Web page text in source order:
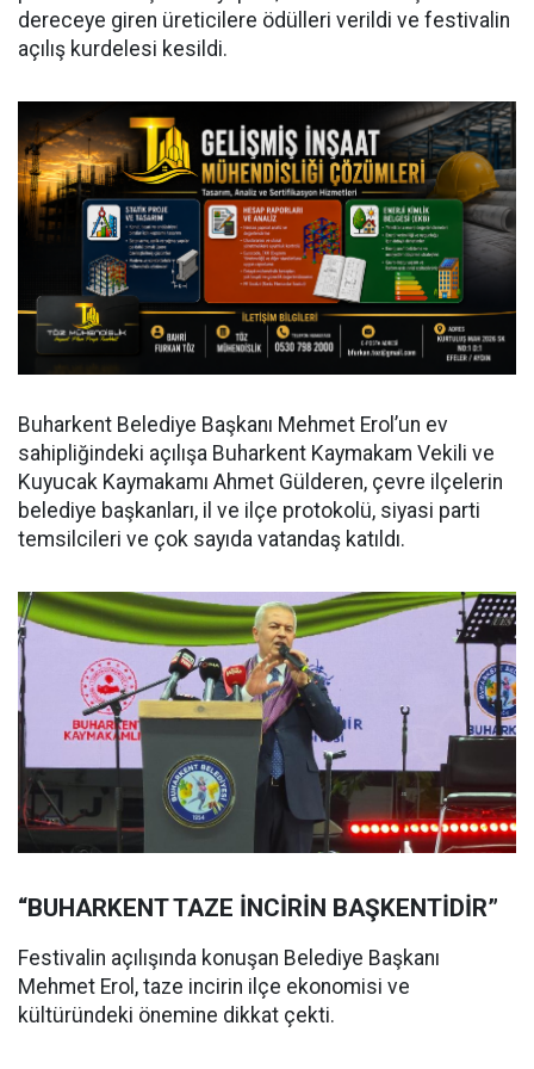
dereceye giren üreticilere ödülleri verildi ve festivalin
açılış kurdelesi kesildi.
Buharkent Belediye Başkanı Mehmet Erol’un ev
sahipliğindeki açılışa Buharkent Kaymakam Vekili ve
Kuyucak Kaymakamı Ahmet Gülderen, çevre ilçelerin
belediye başkanları, il ve ilçe protokolü, siyasi parti
temsilcileri ve çok sayıda vatandaş katıldı.
“BUHARKENT TAZE İNCİRİN BAŞKENTİDİR”
Festivalin açılışında konuşan Belediye Başkanı
Mehmet Erol, taze incirin ilçe ekonomisi ve
kültüründeki önemine dikkat çekti.